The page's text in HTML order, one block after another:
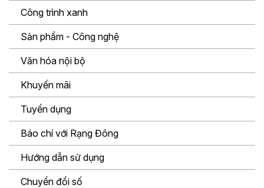
Công trình xanh
Sản phẩm - Công nghệ
Văn hóa nội bộ
Khuyến mãi
Tuyển dụng
Báo chí với Rạng Đông
Hướng dẫn sử dụng
Chuyển đổi số